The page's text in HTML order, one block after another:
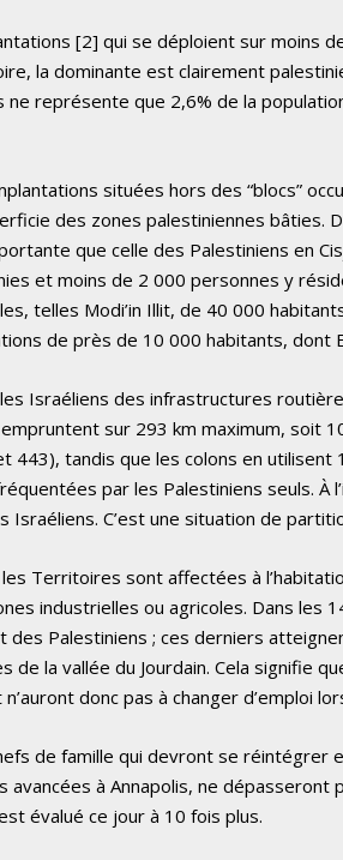
[2] qui se déploient sur moins
la dominante est clairement
représente que 2,6% de la
situées hors des “blocs”
des zones palestiniennes bâties.
que celle des Palestiniens en
et moins de 2 000 personnes y
telles Modi’in Illit, de 40 000
de près de 10 000 habitants, dont
les Israéliens des infrastructures
sur 293 km maximum, soit
443), tandis que les colons en utilisent
par les Palestiniens seuls. À
Israéliens. C’est une situation de
Territoires sont affectées à
industrielles ou agricoles. Dans les
Palestiniens ; ces derniers
la vallée du Jourdain. Cela signifie
donc pas à changer d’emploi
de famille qui devront se réintégrer
avancées à Annapolis, ne dépasseront
évalué ce jour à 10 fois plus.